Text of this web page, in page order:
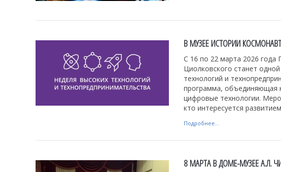
В МУЗЕЕ ИСТОРИИ
С 16 по 22 марта 2026 года
Циолковского станет
технологий и
программа, объединяющая
цифровые технологии.
кто интересуется
Подробнее...
8 МАРТА В ДОМЕ-МУЗЕЕ А.Л.